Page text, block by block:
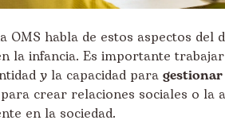
OMS habla de estos aspectos del
la infancia. Es importante
y la capacidad para
crear relaciones sociales o
en la sociedad.